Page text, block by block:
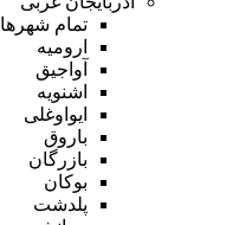
تمام شهر‌ها
ارومیه
آواجیق
اشنویه
ایواوغلی
باروق
بازرگان
بوکان
پلدشت